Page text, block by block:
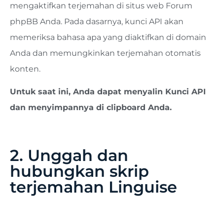
mengaktifkan terjemahan di situs web Forum
phpBB Anda. Pada dasarnya, kunci API akan
memeriksa bahasa apa yang diaktifkan di domain
Anda dan memungkinkan terjemahan otomatis
konten.
Untuk saat ini, Anda dapat menyalin Kunci API
dan menyimpannya di clipboard Anda.
2. Unggah dan
hubungkan skrip
terjemahan Linguise